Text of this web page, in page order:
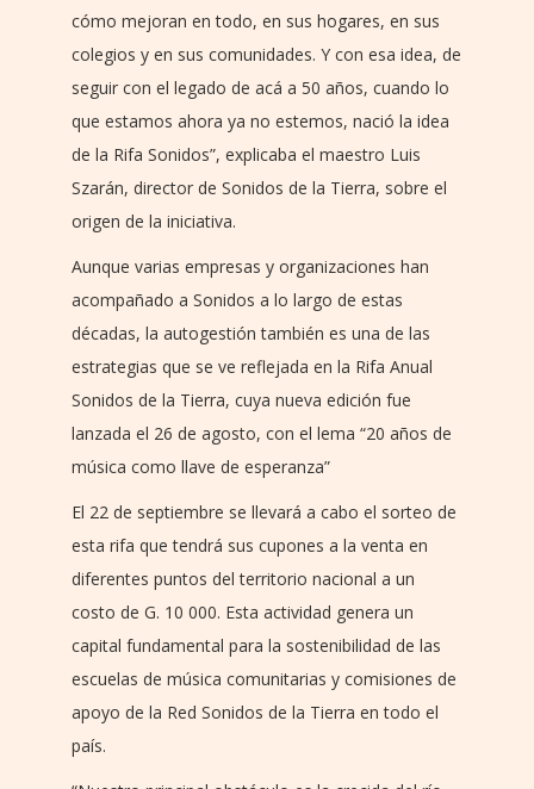
cómo mejoran en todo, en sus hogares, en sus
colegios y en sus comunidades. Y con esa idea, de
seguir con el legado de acá a 50 años, cuando lo
que estamos ahora ya no estemos, nació la idea
de la Rifa Sonidos”, explicaba el maestro Luis
Szarán, director de Sonidos de la Tierra, sobre el
origen de la iniciativa.
Aunque varias empresas y organizaciones han
acompañado a Sonidos a lo largo de estas
décadas, la autogestión también es una de las
estrategias que se ve reflejada en la Rifa Anual
Sonidos de la Tierra, cuya nueva edición fue
lanzada el 26 de agosto, con el lema “20 años de
música como llave de esperanza”
El 22 de septiembre se llevará a cabo el sorteo de
esta rifa que tendrá sus cupones a la venta en
diferentes puntos del territorio nacional a un
costo de G. 10 000. Esta actividad genera un
capital fundamental para la sostenibilidad de las
escuelas de música comunitarias y comisiones de
apoyo de la Red Sonidos de la Tierra en todo el
país.